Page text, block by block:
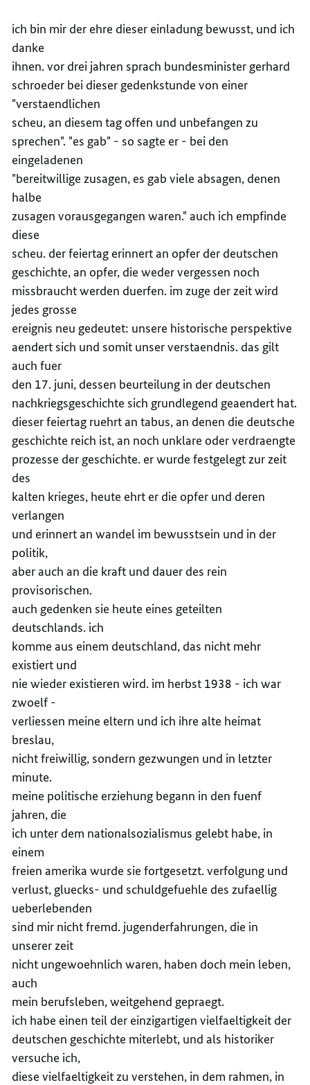
ich bin mir der ehre dieser einladung bewusst, und ich
danke
ihnen. vor drei jahren sprach bundesminister gerhard
schroeder bei dieser gedenkstunde von einer
"verstaendlichen
scheu, an diesem tag offen und unbefangen zu
sprechen". "es gab" - so sagte er - bei den
eingeladenen
"bereitwillige zusagen, es gab viele absagen, denen
halbe
zusagen vorausgegangen waren." auch ich empfinde
diese
scheu. der feiertag erinnert an opfer der deutschen
geschichte, an opfer, die weder vergessen noch
missbraucht werden duerfen. im zuge der zeit wird
jedes grosse
ereignis neu gedeutet: unsere historische perspektive
aendert sich und somit unser verstaendnis. das gilt
auch fuer
den 17. juni, dessen beurteilung in der deutschen
nachkriegsgeschichte sich grundlegend geaendert hat.
dieser feiertag ruehrt an tabus, an denen die deutsche
geschichte reich ist, an noch unklare oder verdraengte
prozesse der geschichte. er wurde festgelegt zur zeit
des
kalten krieges, heute ehrt er die opfer und deren
verlangen
und erinnert an wandel im bewusstsein und in der
politik,
aber auch an die kraft und dauer des rein
provisorischen.
auch gedenken sie heute eines geteilten
deutschlands. ich
komme aus einem deutschland, das nicht mehr
existiert und
nie wieder existieren wird. im herbst 1938 - ich war
zwoelf -
verliessen meine eltern und ich ihre alte heimat
breslau,
nicht freiwillig, sondern gezwungen und in letzter
minute.
meine politische erziehung begann in den fuenf
jahren, die
ich unter dem nationalsozialismus gelebt habe, in
einem
freien amerika wurde sie fortgesetzt. verfolgung und
verlust, gluecks- und schuldgefuehle des zufaellig
ueberlebenden
sind mir nicht fremd. jugenderfahrungen, die in
unserer zeit
nicht ungewoehnlich waren, haben doch mein leben,
auch
mein berufsleben, weitgehend gepraegt.
ich habe einen teil der einzigartigen vielfaeltigkeit der
deutschen geschichte miterlebt, und als historiker
versuche ich,
diese vielfaeltigkeit zu verstehen, in dem rahmen, in